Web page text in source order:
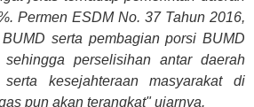
Permen ESDM No. 37 Tahun 2016,
serta pembagian porsi BUMD
sehingga perselisihan antar daerah
kesejahteraan masyarakat di
pun akan terangkat" ujarnya.